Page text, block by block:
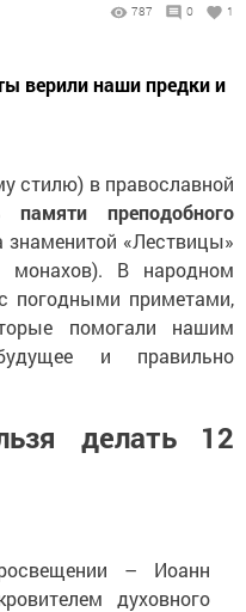
787 0 1
верили наши предки и
стилю) в православной
памяти преподобного
знаменитой «Лествицы»
монахов). В народном
погодными приметами,
помогали нашим
и правильно
делать 12
– Иоанн
духовного